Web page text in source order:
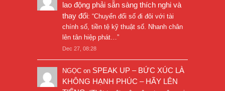
lao động phải sẵn sàng thích nghi và
thay đổi: “Chuyển đổi số đi đôi với tài
chính số, tiền tệ kỹ thuật số. Nhanh chân
lên tân hiệp phát…”
Dec 27, 08:28
NGỌC on SPEAK UP – BỨC XÚC LÀ
KHÔNG HẠNH PHÚC – HÃY LÊN